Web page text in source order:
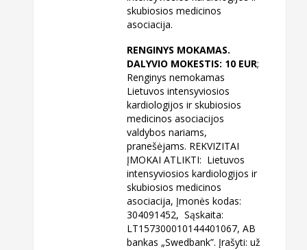
skubiosios medicinos
asociacija.
RENGINYS MOKAMAS.
DALYVIO MOKESTIS: 10 EUR;
Renginys nemokamas
Lietuvos intensyviosios
kardiologijos ir skubiosios
medicinos asociacijos
valdybos nariams,
pranešėjams. REKVIZITAI
ĮMOKAI ATLIKTI: Lietuvos
intensyviosios kardiologijos ir
skubiosios medicinos
asociacija, Įmonės kodas:
304091452, Sąskaita:
LT157300010144401067, AB
bankas „Swedbank”. Įrašyti: už